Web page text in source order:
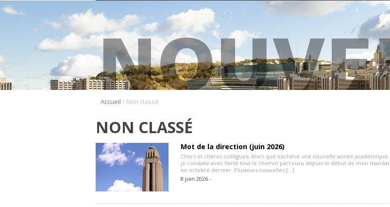
Accueil / Non classé
NON CLASSÉ
Mot de la direction (juin 2026)
Chers et chères collègues, Alors que s’achève une nouvelle année académique,
je constate avec fierté tout le chemin parcouru depuis le début de mon mandat
en octobre dernier. Plusieurs nouvelles […]
8 juin 2026 -